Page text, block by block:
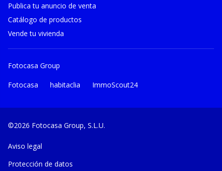
Publica tu anuncio de venta
Catálogo de productos
Vende tu vivienda
Fotocasa Group
Fotocasa habitaclia ImmoScout24
©2026 Fotocasa Group, S.L.U.
Aviso legal
Protección de datos